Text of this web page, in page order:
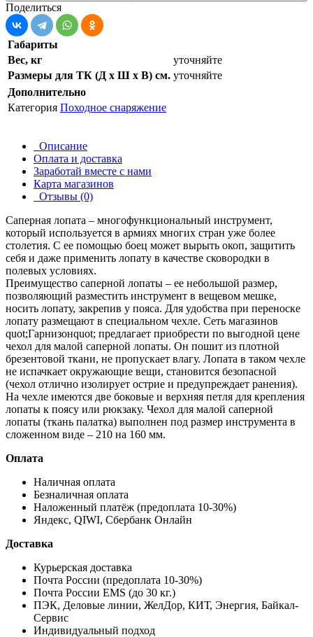
Поделиться
Габариты
Вес, кг
уточняйте
Размеры для ТК (Д х Ш х В) см. уточняйте
Дополнительно
Категория Походное снаряжение
Описание
Оплата и доставка
Заработай вместе с нами
Карта магазинов
Отзывы (0)
Саперная лопата – многофункциональный инструмент,
который используется в армиях многих стран уже более
столетия. С ее помощью боец может вырыть окоп, защитить
себя и даже применить лопату в качестве сковородки в
полевых условиях.
Преимущество саперной лопаты – ее небольшой размер,
позволяющий разместить инструмент в вещевом мешке,
носить лопату, закрепив у пояса. Для удобства при переноске
лопату размещают в специальном чехле. Сеть магазинов
quot;Гарнизонquot; предлагает приобрести по выгодной цене
чехол для малой саперной лопаты. Он пошит из плотной
брезентовой ткани, не пропускает влагу. Лопата в таком чехле
не испачкает окружающие вещи, становится безопасной
(чехол отлично изолирует острие и предупреждает ранения).
На чехле имеются две боковые и верхняя петля для крепления
лопаты к поясу или рюкзаку. Чехол для малой саперной
лопаты (ткань палатка) выполнен под размер инструмента в
сложенном виде – 210 на 160 мм.
Оплата
Наличная оплата
Безналичная оплата
Наложенный платёж (предоплата 10-30%)
Яндекс, QIWI, Сбербанк Онлайн
Доставка
Курьерская доставка
Почта России (предоплата 10-30%)
Почта России EMS (до 30 кг.)
ПЭК, Деловые линии, ЖелДор, КИТ, Энергия, Байкал-
Сервис
Индивидуальный подход